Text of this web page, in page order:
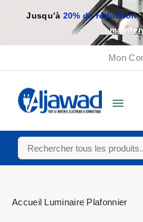
Jusqu’à 20% de réduction
Mon

Accueil Luminaire Plafonnier